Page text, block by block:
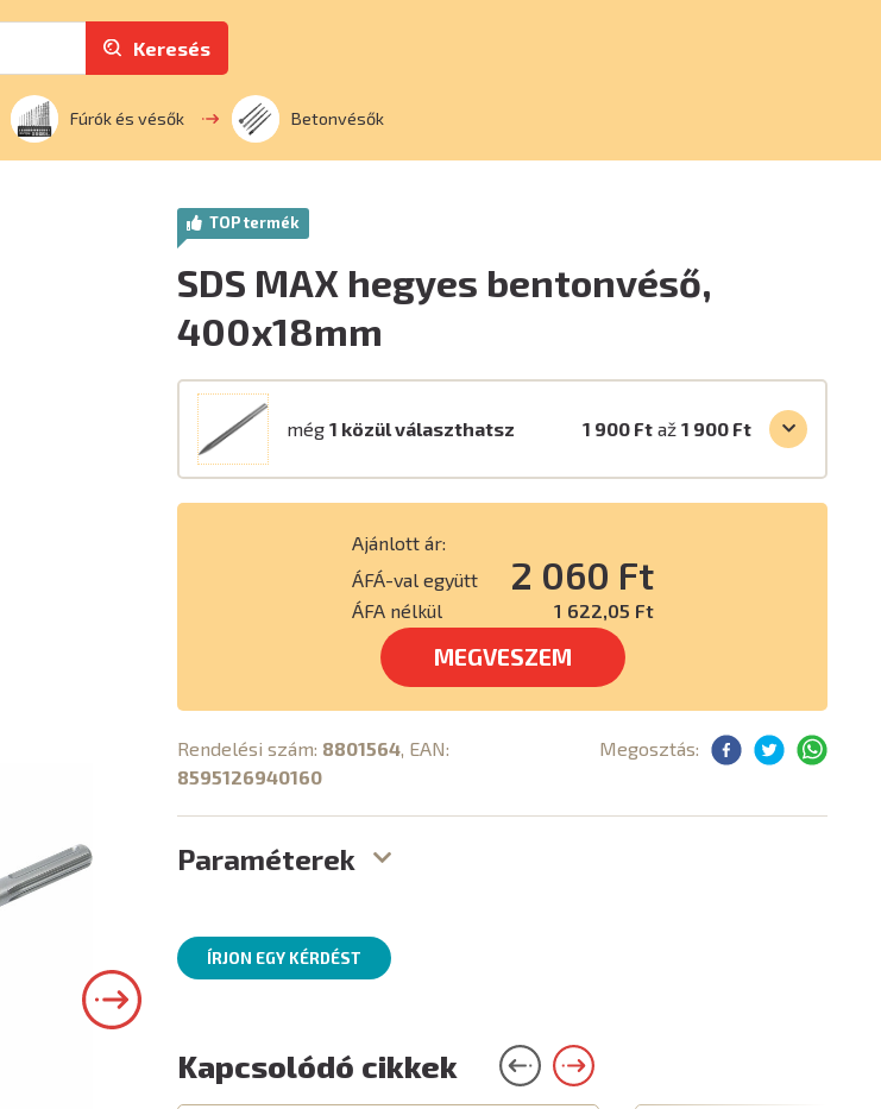
Keresés
Fúrók és vésők Betonvésők
TOP termék
SDS MAX hegyes bentonvéső,
400x18mm
még 1 közül választhatsz 1 900 Ft až 1 900 Ft
Ajánlott ár:
ÁFÁ-val együtt
2 060 Ft
ÁFA nélkül 1 622,05 Ft
MEGVESZEM
Rendelési szám: 8801564 , EAN:
8595126940160
Megosztás:
Paraméterek
ÍRJON EGY KÉRDÉST
Kapcsolódó cikkek